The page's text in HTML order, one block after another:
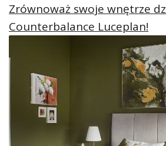
Zrównoważ swoje wnętrze
Counterbalance Luceplan!